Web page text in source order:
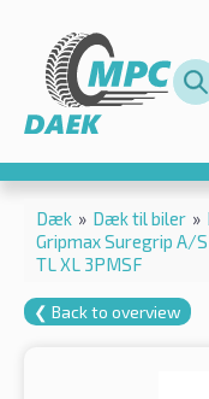
Dæk » Dæk til biler »
Gripmax Suregrip A/
TL XL 3PMSF
❮ Back to overview